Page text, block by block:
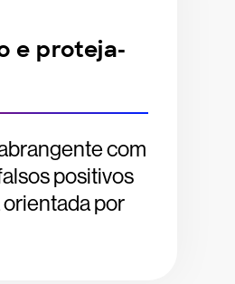
e proteja-
com
positivos
por